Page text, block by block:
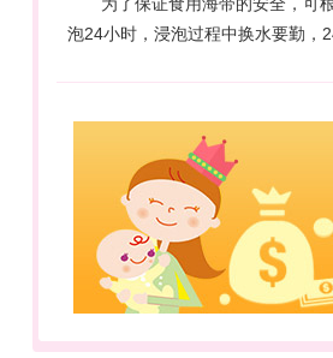
泡24小时，浸泡过程中换水要勤，